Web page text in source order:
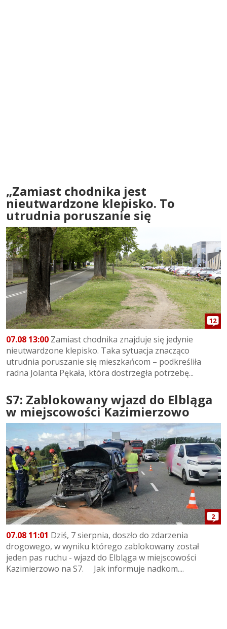
„Zamiast chodnika jest
nieutwardzone klepisko. To
utrudnia poruszanie się
12
07.08 13:00 Zamiast chodnika znajduje się jedynie
nieutwardzone klepisko. Taka sytuacja znacząco
utrudnia poruszanie się mieszkańcom – podkreśliła
radna Jolanta Pękała, która dostrzegła potrzebę...
S7: Zablokowany wjazd do Elbląga
w miejscowości Kazimierzowo
2
07.08 11:01 Dziś, 7 sierpnia, doszło do zdarzenia
drogowego, w wyniku którego zablokowany został
jeden pas ruchu - wjazd do Elbląga w miejscowości
Kazimierzowo na S7. Jak informuje nadkom....